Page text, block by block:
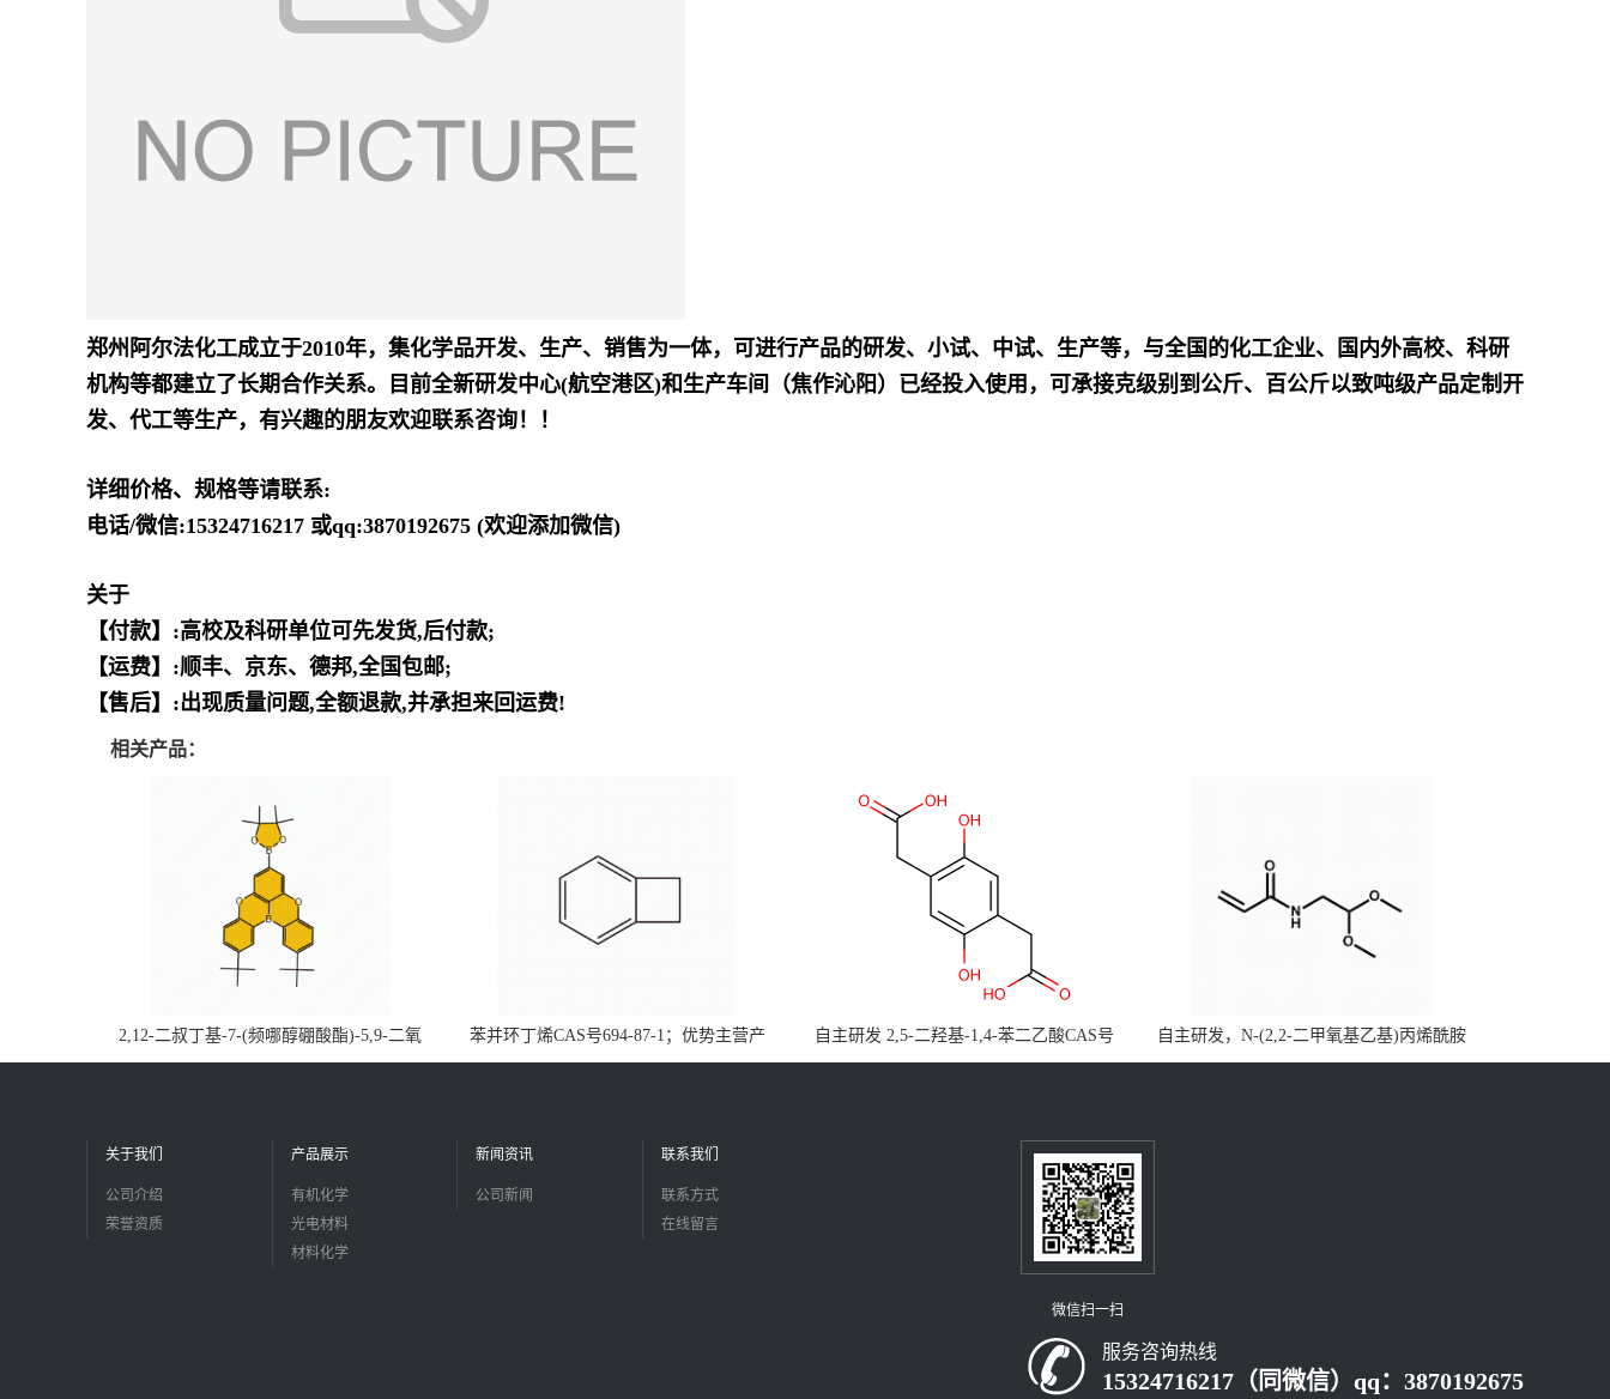
郑州阿尔法化工成立于2010年，集化学品开发、生产、销售为一体，可进行产品的研发、小试、中试、生产等，与全国的化工企业、国内外高校、科研
机构等都建立了长期合作关系。目前全新研发中心(航空港区)和生产车间（焦作沁阳）已经投入使用，可承接克级别到公斤、百公斤以致吨级产品定制开
发、代工等生产，有兴趣的朋友欢迎联系咨询！！
详细价格、规格等请联系:
电话/微信:15324716217 或qq:3870192675 (欢迎添加微信)
关于
【付款】:高校及科研单位可先发货,后付款;
【运费】:顺丰、京东、德邦,全国包邮;
【售后】:出现质量问题,全额退款,并承担来回运费!
相关产品：
2,12-二叔丁基-7-(频哪醇硼酸酯)-5,9-二氧
杂-13b-硼萘并[3,2,1-de]蒽CAS号2648896-
苯并环丁烯CAS号694-87-1；优势主营产
品，现货直发，大小包装均可
自主研发 2,5-二羟基-1,4-苯二乙酸CAS号
5488-16-4；公斤级现货优势供应，质量保
自主研发，N-(2,2-二甲氧基乙基)丙烯酰胺
CAS号49707-23-5；丙烯酰胺类单体优势供
关于我们
公司介绍
荣誉资质
产品展示
有机化学
光电材料
材料化学
新闻资讯
公司新闻
联系我们
联系方式
在线留言
微信扫一扫
服务咨询热线
15324716217（同微信）qq：3870192675